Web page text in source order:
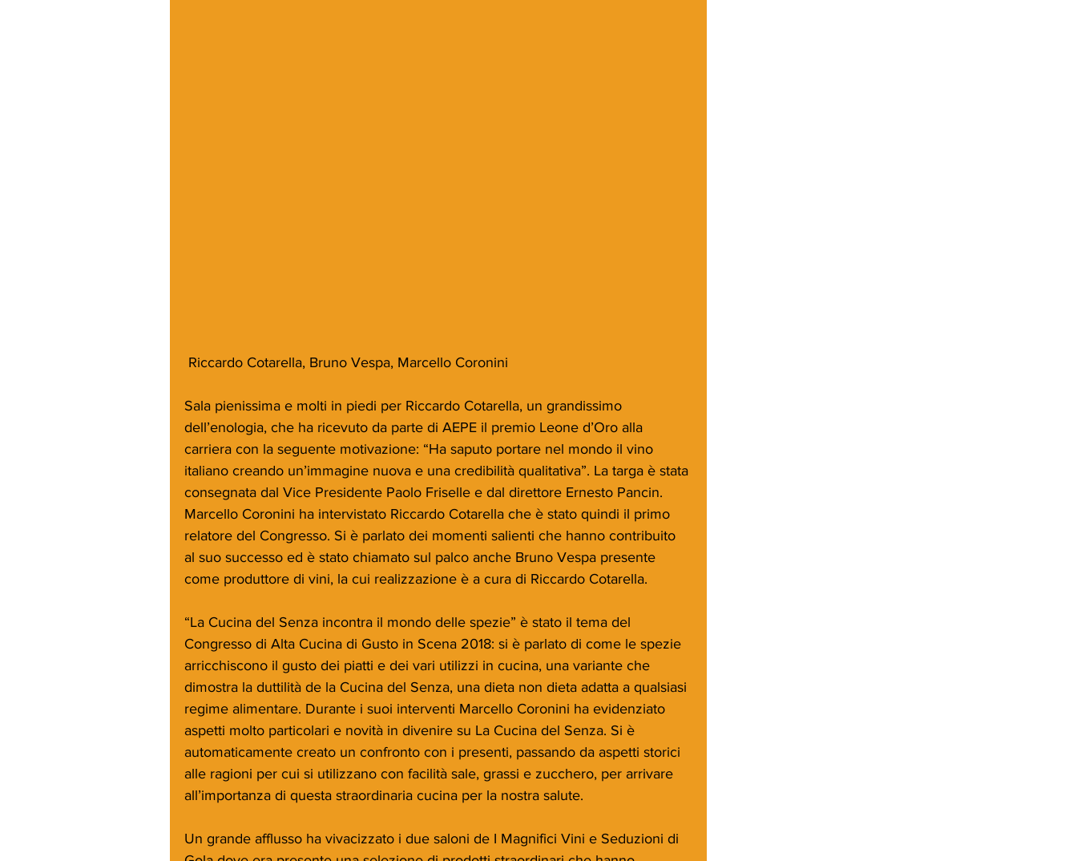
Riccardo Cotarella, Bruno Vespa, Marcello Coronini
Sala pienissima e molti in piedi per Riccardo Cotarella, un grandissimo
dell’enologia, che ha ricevuto da parte di AEPE il premio Leone d’Oro alla
carriera con la seguente motivazione: “Ha saputo portare nel mondo il vino
italiano creando un’immagine nuova e una credibilità qualitativa”. La targa è stata
consegnata dal Vice Presidente Paolo Friselle e dal direttore Ernesto Pancin.
Marcello Coronini ha intervistato Riccardo Cotarella che è stato quindi il primo
relatore del Congresso. Si è parlato dei momenti salienti che hanno contribuito
al suo successo ed è stato chiamato sul palco anche Bruno Vespa presente
come produttore di vini, la cui realizzazione è a cura di Riccardo Cotarella.
“La Cucina del Senza incontra il mondo delle spezie” è stato il tema del
Congresso di Alta Cucina di Gusto in Scena 2018: si è parlato di come le spezie
arricchiscono il gusto dei piatti e dei vari utilizzi in cucina, una variante che
dimostra la duttilità de la Cucina del Senza, una dieta non dieta adatta a qualsiasi
regime alimentare. Durante i suoi interventi Marcello Coronini ha evidenziato
aspetti molto particolari e novità in divenire su La Cucina del Senza. Si è
automaticamente creato un confronto con i presenti, passando da aspetti storici
alle ragioni per cui si utilizzano con facilità sale, grassi e zucchero, per arrivare
all’importanza di questa straordinaria cucina per la nostra salute.
Un grande afflusso ha vivacizzato i due saloni de I Magnifici Vini e Seduzioni di